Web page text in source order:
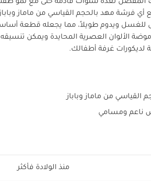
لعدة سنوات قادمة حتى مع نمو
ويدوم طويلاً، مما يجعله قطعة
موضة الألوان العصرية المحايدة ويمكن
غرفة أطفالك.
القياسي من ماماز وباباز
منذ الولادة فأكثر